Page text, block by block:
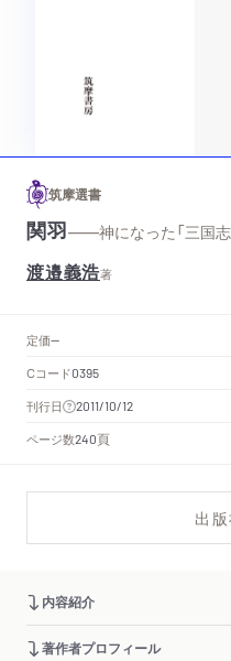
筑摩選書
関羽——神になった「三国志
渡邉義浩著
定価--
Cコード0395
刊行日 2011/10/12
ページ数240頁
出
内容紹介
著作者プロフィール